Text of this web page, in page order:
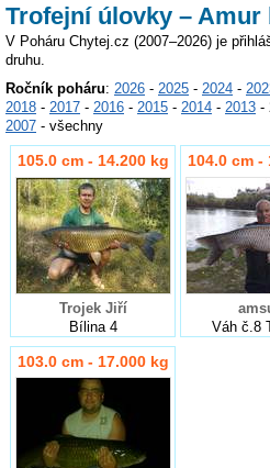
Trofejní úlovky – Amur
V Poháru Chytej.cz (2007–2026) je
druhu.
Ročník poháru: 2026 - 2025 - 2024 -
2018 - 2017 - 2016 - 2015 - 2014 - 2013 -
2007 - všechny
105.0 cm - 14.200 kg
Trojek Jiří
Bílina 4
104.0 cm -
Váh č.8
103.0 cm - 17.000 kg